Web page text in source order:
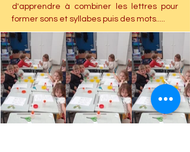
d'apprendre à combiner les lettres pour
former sons et syllabes puis des mots.....